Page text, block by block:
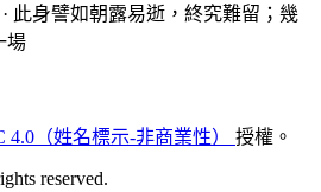
· 此身譬如朝露易逝，終究難留；幾
場
4.0（姓名標示-非商業性） 授權。
reserved.